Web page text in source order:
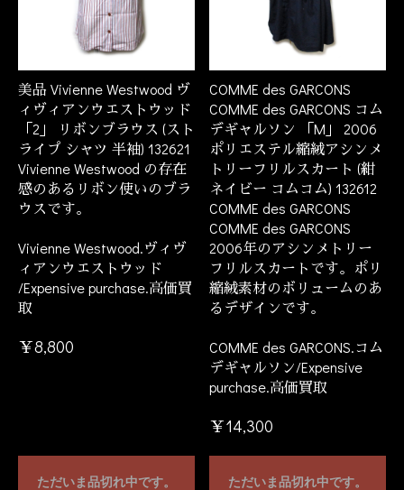
美品 Vivienne Westwood ヴ
ィヴィアンウエストウッド
「2」 リボンブラウス (スト
ライプ シャツ 半袖) 132621
Vivienne Westwood の存在
感のあるリボン使いのブラ
ウスです。
Vivienne Westwood.ヴィヴ
ィアンウエストウッド
/Expensive purchase.高価買
取
￥8,800
ただいま品切れ中です。
COMME des GARCONS
COMME des GARCONS コム
デギャルソン 「M」 2006
ポリエステル縮絨アシンメ
トリーフリルスカート (紺
ネイビー コムコム) 132612
COMME des GARCONS
COMME des GARCONS
2006年のアシンメトリー
フリルスカートです。ポリ
縮絨素材のボリュームのあ
るデザインです。
COMME des GARCONS.コム
デギャルソン/Expensive
purchase.高価買取
￥14,300
ただいま品切れ中です。